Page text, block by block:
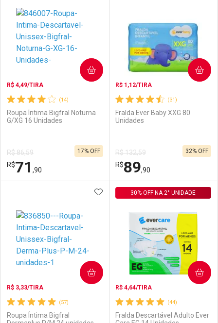
Laboratório
Comprar sem Desconto
Por R$ 109,90/cada
Por Menos
Comprar sem Desconto
Por R$ 109,90/cada
Comprar sem Desconto
Por R$ 91,99/cada
Comprar sem Desconto
Por R$ 91,99/cada
(14)
R$ 4,49/TIRA
Roupa Íntima Bigfral Noturna
G/XG 16 Unidades
R$ 86,59
R$71 ,90
17% OFF
COMPRAR
Laboratório
Por Menos
(31)
R$ 1,12/TIRA
Fralda Ever Baby XXG 80
Unidades
R$ 132,59
R$89,90
32% OFF
COMPRAR
Laboratório
Por Menos
(57)
R$ 3,33/TIRA
Roupa Íntima Bigfral
ADICIONAR AOS FAVORITOS
COMPRAR
(44)
R$ 4,64/TIRA
Fralda Descartável Adulto Ever
30% OFF NA 2° UNIDADE
COMPRAR